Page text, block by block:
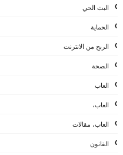
البث الحي
الحماية
الربح من الانترنت
الصحة
العاب
العاب،
العاب، مقالات
القانون